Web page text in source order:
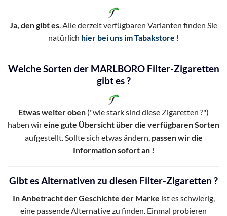
Ja, den gibt es . Alle derzeit verfügbaren Varianten finden Sie
natürlich hier bei uns im Tabakstore !
Welche Sorten der MARLBORO Filter-Zigaretten
gibt es ?
Etwas weiter oben ("wie stark sind diese Zigaretten ?")
haben wireine gute Übersicht über die verfügbaren Sorten
aufgestellt. Sollte sich etwas ändern, passen wir die
Information sofort an !
Gibt es Alternativen zu diesen Filter-Zigaretten ?
In Anbetracht der Geschichte der Marke ist es schwierig,
eine passende Alternative zu finden. Einmal probieren